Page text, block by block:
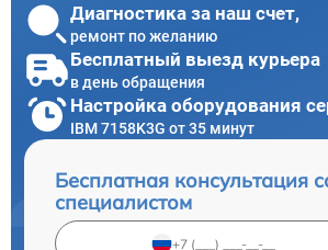
Диагностика за наш счет,
ремонт по желанию
Бесплатный выезд курьера
в день обращения
Настройка оборудования
IBM 7158K3G от 35 минут
Бесплатная консультация
специалистом